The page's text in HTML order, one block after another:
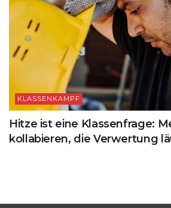
KLASSENKAMPF
Hitze ist eine Klassenfrage:
kollabieren, die Verwertung